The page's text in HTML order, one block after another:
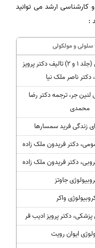
ارشد می توانید
:
و مولکولی
بیوشیمی عمومی (جلد 1 و 2) تالیف دکتر پرویز
دکتر ناصر ملک نیا
لنین جر، ترجمه دکتر رضا
محمدی
زندگی فرید سمسارها
دکتر فریدون ملک زاده
دکتر فریدون ملک زاده
جاوتز
واکر
دکتر پرویز ادیب فر
ایوان رویت